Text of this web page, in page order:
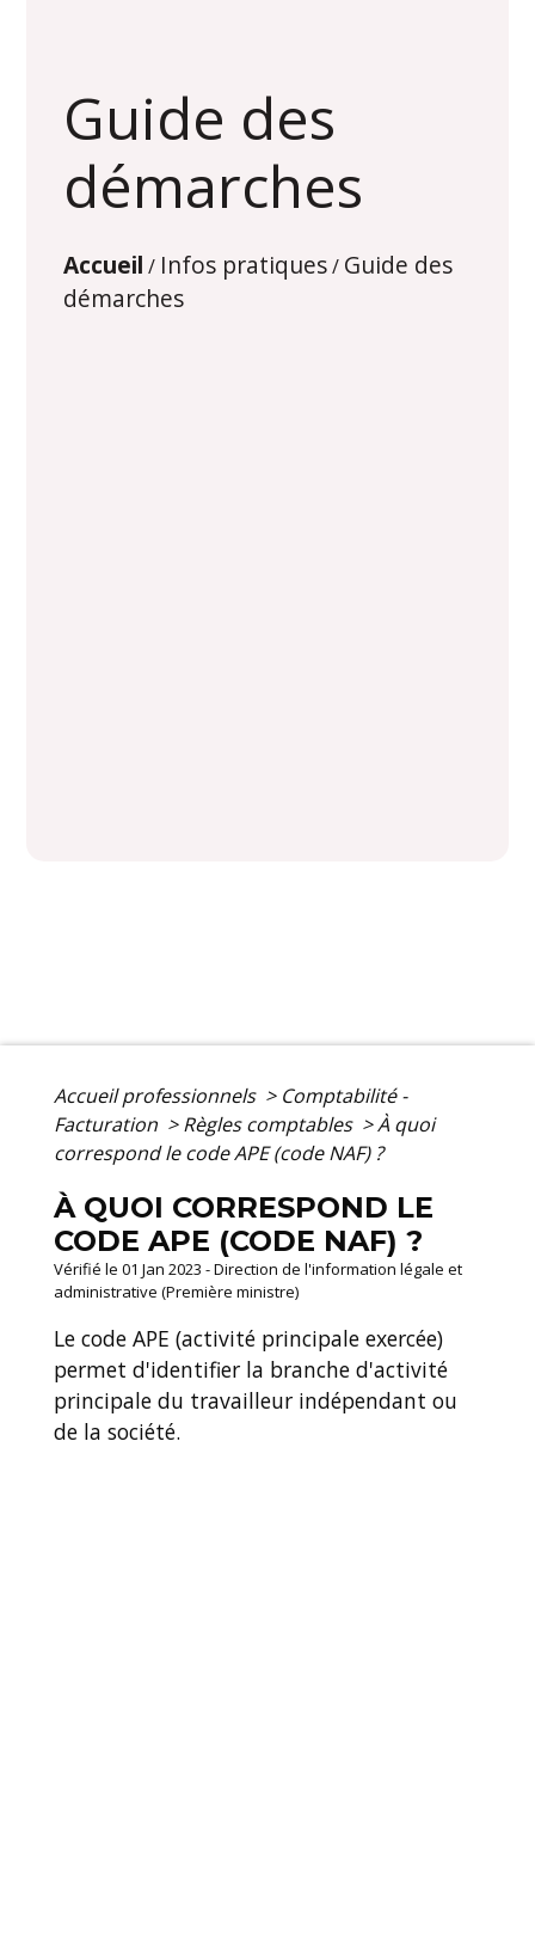
Guide des
démarches
Accueil / Infos pratiques/ Guide des
démarches
Accueil professionnels > Comptabilité -
Facturation > Règles comptables >À quoi
correspond le code APE (code NAF) ?
À QUOI CORRESPOND LE
CODE APE (CODE NAF) ?
Vérifié le 01 Jan 2023 - Direction de l'information légale et
administrative (Première ministre)
Le code APE (activité principale exercée)
permet d'identifier la branche d'activité
principale du travailleur indépendant ou
de la société.